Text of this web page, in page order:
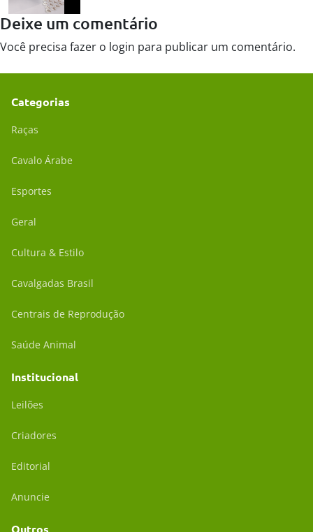
Deixe um comentário
Você precisa fazer o login para publicar um comentário.
Categorias
Raças
Cavalo Árabe
Esportes
Geral
Cultura & Estilo
Cavalgadas Brasil
Centrais de Reprodução
Saúde Animal
Institucional
Leilões
Criadores
Editorial
Anuncie
Outros